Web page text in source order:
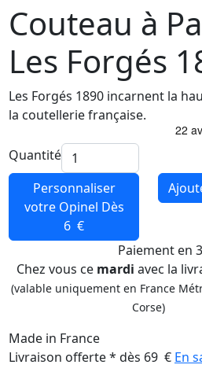
Couteau à
Les Forgés
Les Forgés 1890 incarnent la
la coutellerie française.
Quantité
Personnaliser
votre Opinel Dès
6 €
Paiement en
Chez vous ce mardi avec la
(valable uniquement en France
Corse)
Made in France
Livraison offerte * dès 69 € En